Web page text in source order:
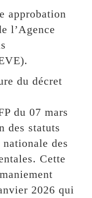
approbation
l’Agence
du décret
du 07 mars
des statuts
des
Cette
2026 qui